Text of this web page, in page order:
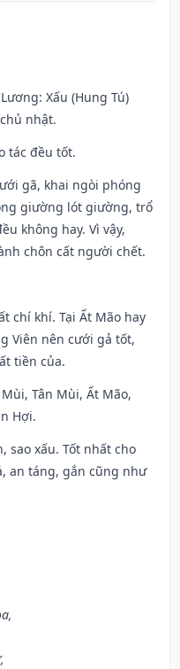
Xấu (Hung Tú)
nhật.
tác đều tốt.
gã, khai ngòi phóng
giường lót giường, trổ
không hay. Vì vậy,
chôn cất người chết.
chí khí. Tại Ất Mão hay
Viên nên cưới gả tốt,
tiền của.
Tân Mùi, Ất Mão,
Hợi.
sao xấu. Tốt nhất cho
an táng, gắn cũng như